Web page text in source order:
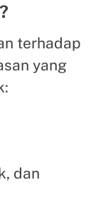
terhadap
yang
dan